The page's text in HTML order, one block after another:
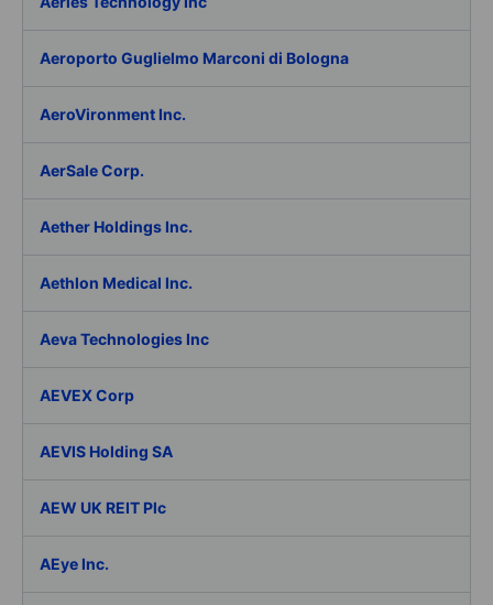
Aeroporto Guglielmo Marconi di Bologna
AeroVironment Inc.
AerSale Corp.
Aether Holdings Inc.
Aethlon Medical Inc.
Aeva Technologies Inc
AEVEX Corp
AEVIS Holding SA
AEW UK REIT Plc
AEye Inc.